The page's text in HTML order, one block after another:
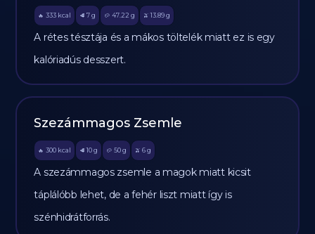
🔥 333 kcal 🥩 7 g 🥔 47.22 g 🫒 13.89 g
A rétes tésztája és a mákos töltelék miatt ez is egy
kalóriadús desszert.
Szezámmagos Zsemle
🔥 300 kcal 🥩 10 g 🥔 50g 🫒 6 g
A szezámmagos zsemle a magok miatt kicsit
táplálóbb lehet, de a fehér liszt miatt így is
szénhidrátforrás.